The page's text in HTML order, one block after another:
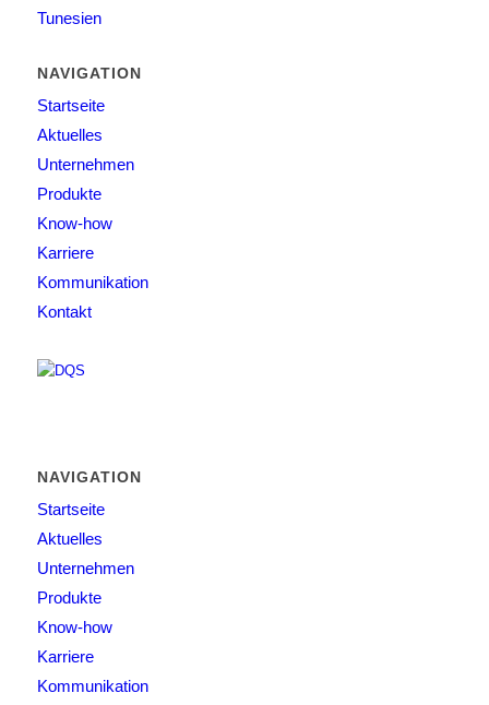
Tunesien
NAVIGATION
Startseite
Aktuelles
Unternehmen
Produkte
Know-how
Karriere
Kommunikation
Kontakt
NAVIGATION
Startseite
Aktuelles
Unternehmen
Produkte
Know-how
Karriere
Kommunikation